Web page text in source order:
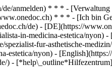
anmelden) * * * - [Verwaltung
* * * - [Ich bin
de) - [DE](https://
in-medicina-estetica/nyon)
fur-asthetische-
estetica/nyon) -
) -